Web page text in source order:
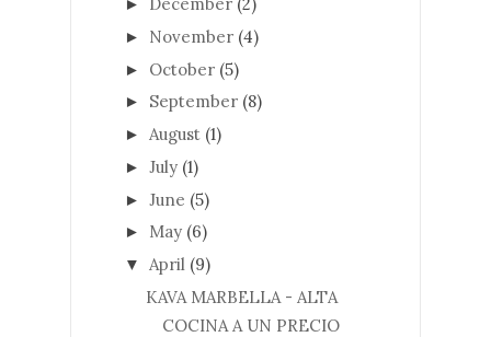
►
► November (4)
► October (5)
► September (8)
► August (1)
► July (1)
► June (5)
► May (6)
▼ April (9)
KAVA MARBELLA - ALTA
COCINA A UN PRECIO